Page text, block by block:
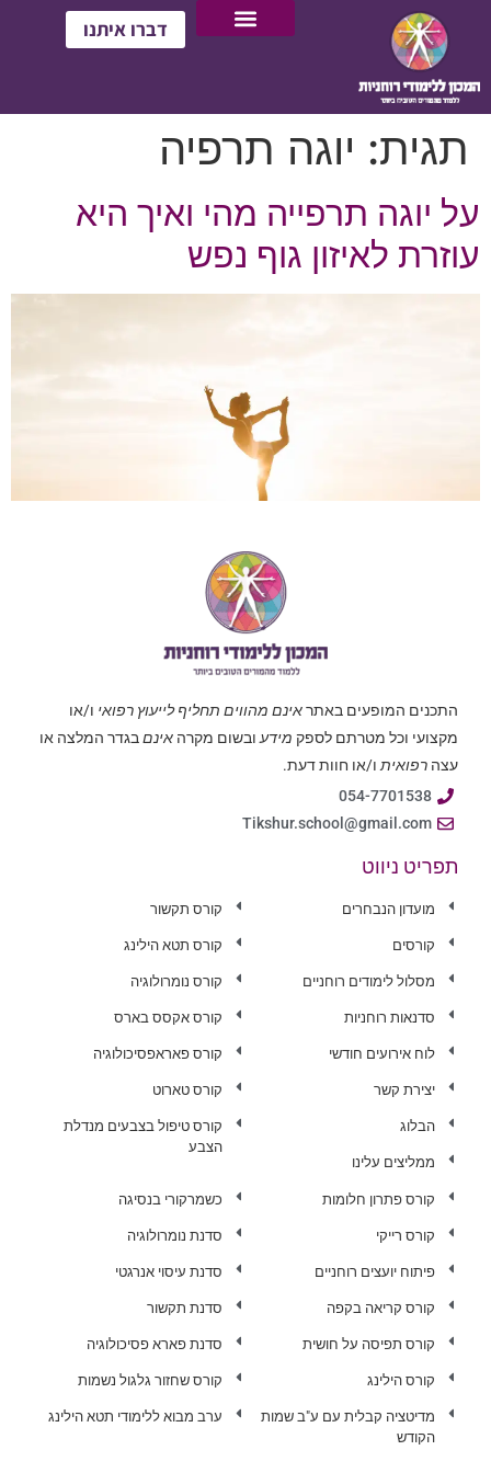
דברו איתנו
תגית: יוגה תרפיה
על יוגה תרפייה מהי ואיך היא
עוזרת לאיזון גוף נפש
התכנים המופעים באתראינם מהווים תחליף לייעוץ רפואי ו/או
מקצועי וכל מטרתם לספק מידע ובשום מקרה אינםבגדר המלצה או
עצה רפואית ו/או חוות דעת.
054-7701538
Tikshur.school@gmail.com
תפריט ניווט
מועדון הנבחרים
קורסים
מסלול לימודים רוחניים
סדנאות רוחניות
לוח אירועים חודשי
יצירת קשר
הבלוג
ממליצים עלינו
קורס תקשור
קורס תטא הילינג
קורס נומרולוגיה
קורס אקסס בארס
קורס פאראפסיכולוגיה
קורס טארוט
קורס טיפול בצבעים מנדלת
הצבע
קורס פתרון חלומות
קורס רייקי
פיתוח יועצים רוחניים
קורס קריאה בקפה
קורס תפיסה על חושית
קורס הילינג
מדיטציה קבלית עם ע"ב שמות
הקודש
כשמרקורי בנסיגה
סדנת נומרולוגיה
סדנת עיסוי אנרגטי
סדנת תקשור
סדנת פארא פסיכולוגיה
קורס שחזור גלגול נשמות
ערב מבוא ללימודי תטא הילינג